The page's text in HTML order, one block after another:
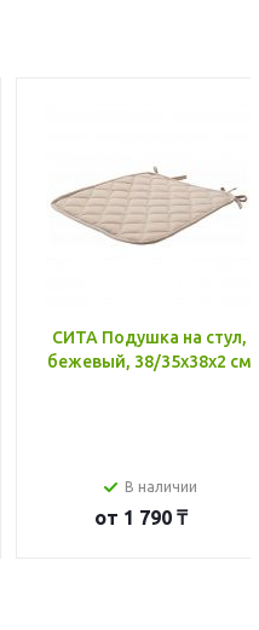
СИТА Подушка на стул,
бежевый, 38/35x38x2 см
В наличии
от 1 790 ₸